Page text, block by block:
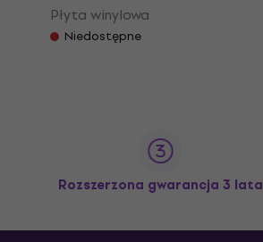
Płyta winylowa
Niedostępne
Rozszerzona gwarancja 3 lata